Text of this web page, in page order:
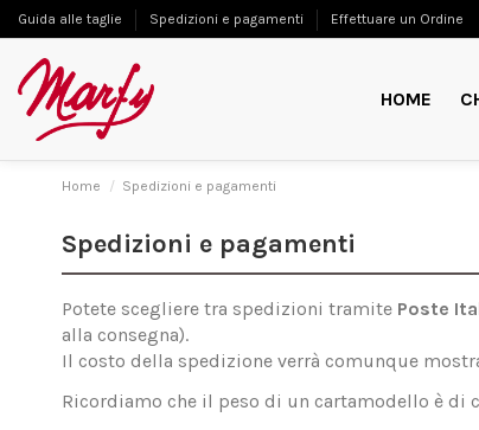
Guida alle taglie Spedizioni e pagamenti Effettuare un Ordine
HOME
Home Spedizioni e pagamenti
Spedizioni e pagamenti
Potete scegliere tra spedizioni tramite Poste
alla consegna).
Il costo della spedizione verrà comunque
Ricordiamo che il peso di un cartamodello è di